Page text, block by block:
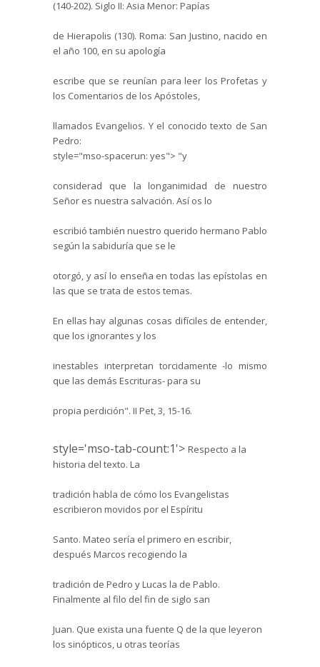
(140-202). Siglo II: Asia Menor: Papías
de Hierapolis (130). Roma: San Justino, nacido en
el año 100, en su apología
escribe que se reunían para leer los Profetas y
los Comentarios de los Apóstoles,
llamados Evangelios. Y el conocido texto de San
Pedro:
style="mso-spacerun: yes"> "y
considerad que la longanimidad de nuestro
Señor es nuestra salvación. Así os lo
escribió también nuestro querido hermano Pablo
según la sabiduría que se le
otorgó, y así lo enseña en todas las epístolas en
las que se trata de estos temas.
En ellas hay algunas cosas difíciles de entender,
que los ignorantes y los
inestables interpretan torcidamente -lo mismo
que las demás Escrituras- para su
propia perdición". II Pet, 3, 15-16.
style='mso-tab-count:1'> Respecto a la
historia del texto. La
tradición habla de cómo los Evangelistas
escribieron movidos por el Espíritu
Santo. Mateo sería el primero en escribir,
después Marcos recogiendo la
tradición de Pedro y Lucas la de Pablo.
Finalmente al filo del fin de siglo san
Juan. Que exista una fuente Q de la que leyeron
los sinópticos, u otras teorías